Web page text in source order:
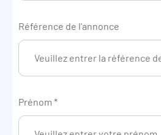
Référence de l'annonce
Prénom *